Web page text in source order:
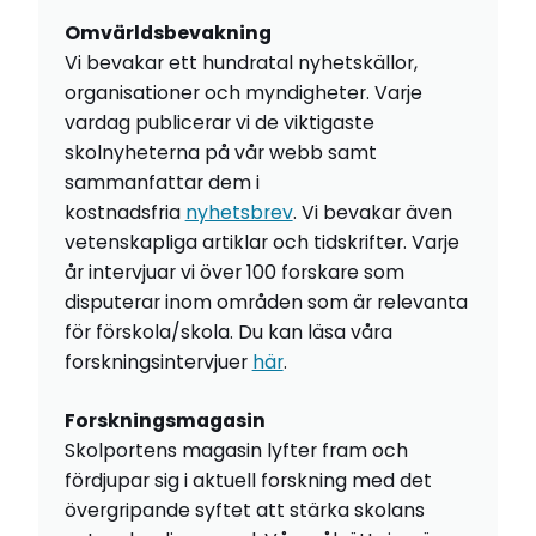
Omvärldsbevakning
Vi bevakar ett hundratal nyhetskällor,
organisationer och myndigheter. Varje
vardag publicerar vi de viktigaste
skolnyheterna på vår webb samt
sammanfattar dem i
kostnadsfria nyhetsbrev. Vi bevakar även
vetenskapliga artiklar och tidskrifter. Varje
år intervjuar vi över 100 forskare som
disputerar inom områden som är relevanta
för förskola/skola. Du kan läsa våra
forskningsintervjuer här.
Forskningsmagasin
Skolportens magasin lyfter fram och
fördjupar sig i aktuell forskning med det
övergripande syftet att stärka skolans